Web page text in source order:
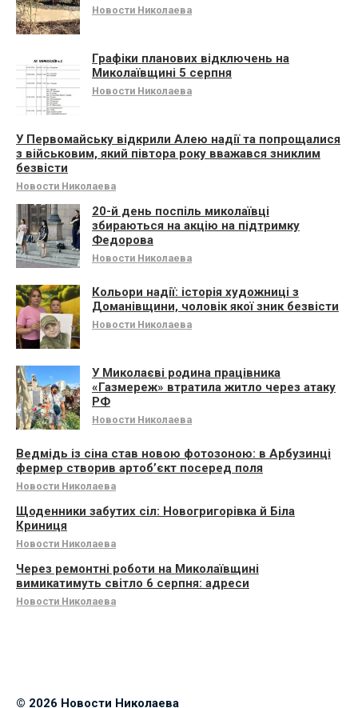
Новости Николаева
Графіки планових відключень на
Миколаївщині 5 серпня
Новости Николаева
У Первомайську відкрили Алею надії та попрощалися
з військовим, який півтора року вважався зниклим
безвісти
Новости Николаева
20-й день поспіль миколаївці
збираються на акцію на підтримку
Федорова
Новости Николаева
Кольори надії: історія художниці з
Доманівщини, чоловік якої зник безвісти
Новости Николаева
У Миколаєві родина працівника
«Газмереж» втратила житло через атаку
РФ
Новости Николаева
Ведмідь із сіна став новою фотозоною: в Арбузинці
фермер створив артоб’єкт посеред поля
Новости Николаева
Щоденники забутих сіл: Новогригорівка й Біла
Криниця
Новости Николаева
Через ремонтні роботи на Миколаївщині
вимикатимуть світло 6 серпня: адреси
Новости Николаева
© 2026 Новости Николаева